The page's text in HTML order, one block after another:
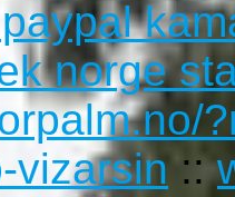
norge
vizarsin ::